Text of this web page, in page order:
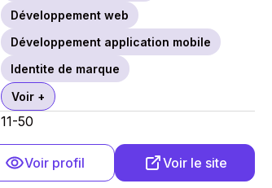
Développement web
Développement application mobile
Identite de marque
Voir +
11-50
Voir profil Voir le site